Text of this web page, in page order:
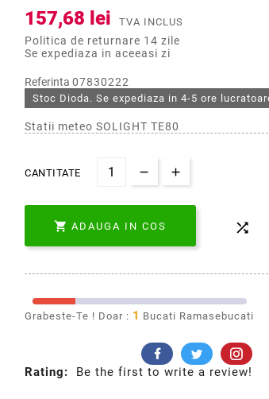
157,68 lei TVA INCLUS
Politica de returnare 14 zile
Se expediaza in aceeasi zi
Referinta 07830222
Stoc Dioda. Se expediaza in 4-5 ore
Statii meteo SOLIGHT TE80
CANTITATE
 ADAUGA IN COS 
Grabeste-Te ! Doar : 1 Bucati Ramasebucati
Rating: Be the first to write a review!